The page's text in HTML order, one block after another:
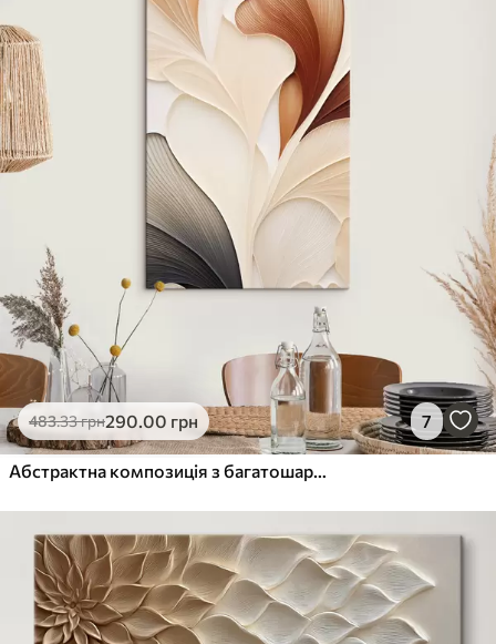
483.33грн290.00 грн 7
Абстрактна композиція з багатошарових форм, схожих на пелюстки, з витонченими, плавними лініями